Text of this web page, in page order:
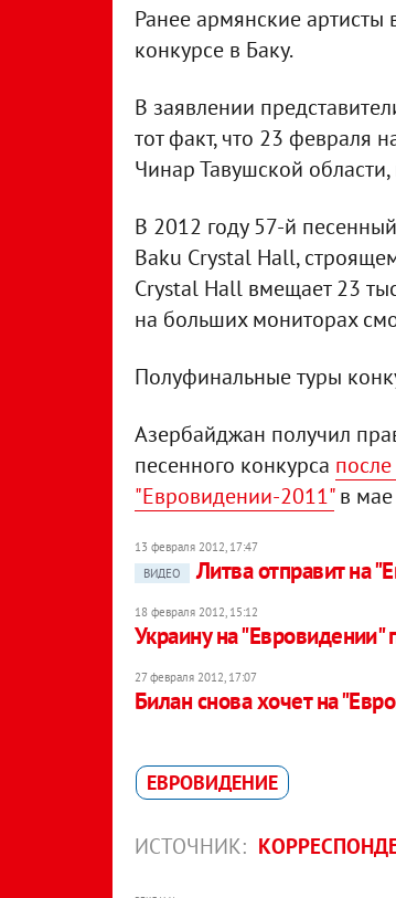
Ранее армянские артисты
конкурсе в Баку.
В заявлении
тот факт, что 23 февраля
Чинар Тавушской
В 2012 году 57-й
Baku Crystal Hall,
Crystal Hall вмещает 23
на больших мониторах
Полуфинальные туры
Азербайджан получил
песенного конкурса
"Евровидении-2011"в мае
13 февраля 2012, 17:47
ВИДЕО
Литва отправит на
18 февраля 2012, 15:12
Украину на "Евровидении"
27 февраля 2012, 17:07
Билан снова хочет на
ЕВРОВИДЕНИЕ
ИСТОЧНИК: